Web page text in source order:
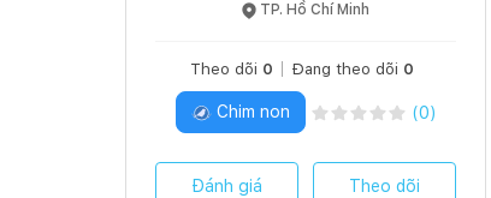
TP. Hồ Chí Minh
Theo dõi 0 Đang theo dõi 0
Chim non (0)
Đánh giá Theo dõi